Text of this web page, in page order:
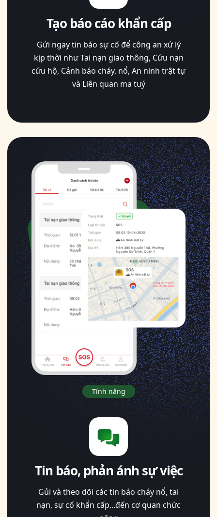
Tạo báo cáo khẩn cấp
Gửi ngay tin báo sự cố để công an xử lý
kịp thời như Tai nạn giao thông, Cứu nạn
cứu hộ, Cảnh báo cháy, nổ, An ninh trật tự
và Liên quan ma tuý
Tính năng
Tin báo, phản ánh sự việc
Gủi và theo dõi các tin báo cháy nổ, tai
nạn, sự cố khẩn cấp...đến cơ quan chức